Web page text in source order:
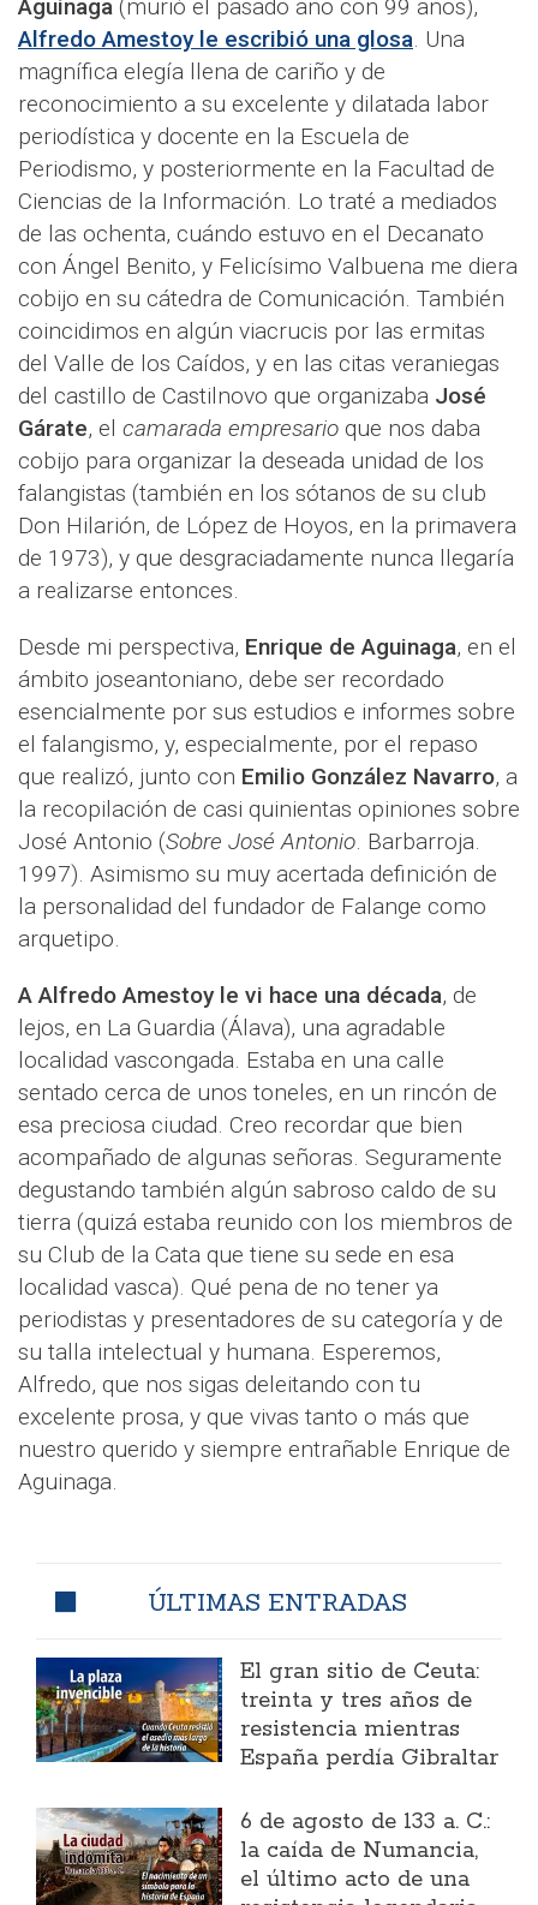
Aguinaga (murió el pasado año con 99 años),
Alfredo Amestoy le escribió una glosa. Una
magnífica elegía llena de cariño y de
reconocimiento a su excelente y dilatada labor
periodística y docente en la Escuela de
Periodismo, y posteriormente en la Facultad de
Ciencias de la Información. Lo traté a mediados
de las ochenta, cuándo estuvo en el Decanato
con Ángel Benito, y Felicísimo Valbuena me diera
cobijo en su cátedra de Comunicación. También
coincidimos en algún viacrucis por las ermitas
del Valle de los Caídos, y en las citas veraniegas
del castillo de Castilnovo que organizaba José
Gárate, el camarada empresario que nos daba
cobijo para organizar la deseada unidad de los
falangistas (también en los sótanos de su club
Don Hilarión, de López de Hoyos, en la primavera
de 1973), y que desgraciadamente nunca llegaría
a realizarse entonces.
Desde mi perspectiva, Enrique de Aguinaga, en el
ámbito joseantoniano, debe ser recordado
esencialmente por sus estudios e informes sobre
el falangismo, y, especialmente, por el repaso
que realizó, junto con Emilio González Navarro, a
la recopilación de casi quinientas opiniones sobre
José Antonio (Sobre José Antonio. Barbarroja.
1997). Asimismo su muy acertada definición de
la personalidad del fundador de Falange como
arquetipo.
A Alfredo Amestoy le vi hace una década, de
lejos, en La Guardia (Álava), una agradable
localidad vascongada. Estaba en una calle
sentado cerca de unos toneles, en un rincón de
esa preciosa ciudad. Creo recordar que bien
acompañado de algunas señoras. Seguramente
degustando también algún sabroso caldo de su
tierra (quizá estaba reunido con los miembros de
su Club de la Cata que tiene su sede en esa
localidad vasca). Qué pena de no tener ya
periodistas y presentadores de su categoría y de
su talla intelectual y humana. Esperemos,
Alfredo, que nos sigas deleitando con tu
excelente prosa, y que vivas tanto o más que
nuestro querido y siempre entrañable Enrique de
Aguinaga.
ÚLTIMAS ENTRADAS
El gran sitio de Ceuta:
treinta y tres años de
resistencia mientras
España perdía Gibraltar
6 de agosto de 133 a. C.:
la caída de Numancia,
el último acto de una